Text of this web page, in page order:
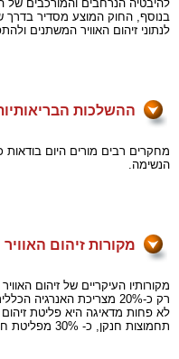
להיבטיה הנרחבים והמורכבים של
בנוסף, החוק המוצע מסדיר בדרך
לנתוני זיהום האוויר המשתנים
ההשלכות
מחקרים רבים מורים היום בודאות
הנשימה.
מקורות זיהום האוויר
מקורותיו העיקריים של זיהום
רק כ-20% מצריכת האנרגיה הכללית, אך זיהום האוויר שמקורו בכלי רכב מהווה כ-60% מכלל מאסת החומרים מזהמי האוויר הנפלטים בשנה לאטמוספירה.
תחמוצות חנקן, כ- 30% מפליטת חלקיקי האבק המרחף (נכון לשנת 1999) ולכ- 57% מהפליטה האנטרופוגנית השנתית של פחמן דו חמצני לאטמוספירה.